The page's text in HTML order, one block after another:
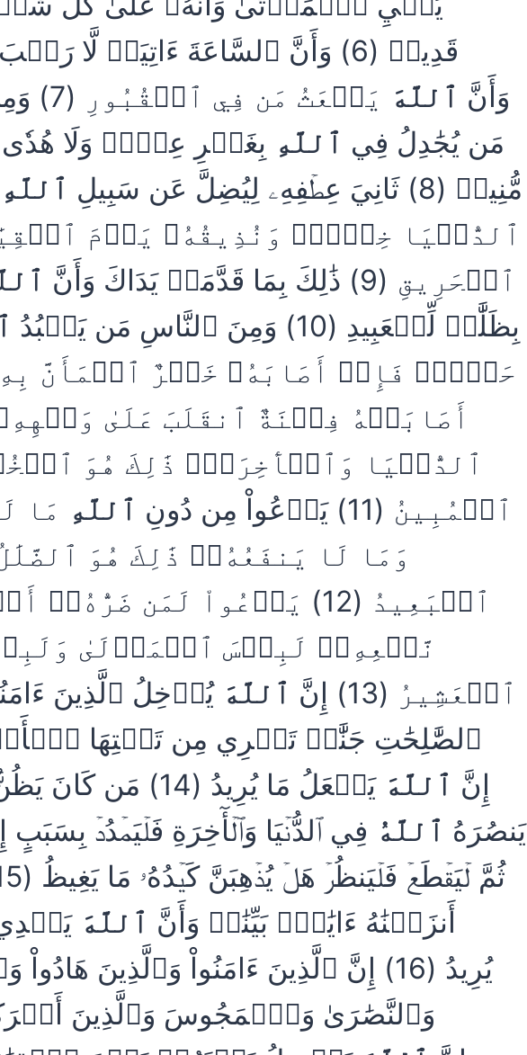
قَدِيرٞ (6) وَأَنَّ ٱلسَّاعَةَ ءَاتِيَةٞ لَّا
وَأَنَّ ٱللَّهَ
يَبۡعَثُ مَن
مَن يُجَٰدِلُ فِي ٱللَّهِ بِغَيۡرِ عِلۡمٖ وَلَا هُدٗى
مُّنِيرٖ (8) ثَانِيَ عِطۡفِهِۦ لِيُضِلَّ عَن سَبِيلِ
ٱللَّهِ
ٱلدُّنۡيَا خِزۡيٞۖ وَنُذِيقُهُۥ يَوۡمَ
ٱلۡحَرِيقِ (9) ذَٰلِكَ بِمَا قَدَّمَتۡ يَدَاكَ وَأَنَّ
بِظَلَّٰمٖ لِّلۡعَبِيدِ (10) وَمِنَ ٱلنَّاسِ مَن يَعۡبُدُ
حَرۡفٖۖ فَإِنۡ أَصَابَهُۥ خَيۡرٌ ٱطۡمَأَنَّ
أَصَابَتۡهُ فِتۡنَةٌ ٱنقَلَبَ عَلَىٰ
ٱلدُّنۡيَا وَٱلۡأٓخِرَةَۚ ذَٰلِكَ هُوَ
ٱلۡمُبِينُ (11) يَدۡعُواْ مِن دُونِ
ٱللَّهِ مَا
وَمَا لَا يَنفَعُهُۥۚ ذَٰلِكَ هُوَ
ٱلۡبَعِيدُ (12) يَدۡعُواْ لَمَن
نَّفۡعِهِۦۚ لَبِئۡسَ ٱلۡمَوۡلَىٰ
ٱلۡعَشِيرُ (13) إِنَّ
ٱللَّهَ يُدۡخِلُ ٱلَّذِينَ
ٱلصَّٰلِحَٰتِ جَنَّٰتٖ تَجۡرِي مِن تَحۡتِهَا
إِنَّ ٱللَّهَ
يَفۡعَلُ مَا يُرِيدُ (14) مَن
يَنصُرَهُ ٱللَّهُ فِي ٱلدُّنۡيَا وَٱلۡأٓخِرَةِ فَلۡيَمۡدُدۡ
أَنزَلۡنَٰهُ ءَايَٰتِۭ بَيِّنَٰتٖ وَأَنَّ ٱللَّهَ
يُرِيدُ (16) إِنَّ ٱلَّذِينَ ءَامَنُواْ وَٱلَّذِينَ
وَٱلنَّصَٰرَىٰ وَٱلۡمَجُوسَ وَٱلَّذِينَ